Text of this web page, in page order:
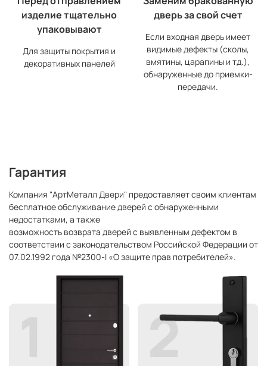
изделие тщательно
упаковывают
Для защиты покрытия и
декоративных панелей
дверь за свой счет
Если входная дверь имеет
видимые дефекты (сколы,
вмятины, царапины и тд.),
обнаруженные до приемки-
передачи.
Гарантия
Компания "АртМеталл Двери" предоставляет своим клиентам
бесплатное обслуживание дверей с обнаруженными
недостатками, а также
возможность возврата дверей с выявленным дефектом в
соответствии с законодательством Российской Федерации от
07.02.1992 года №2300-I «О защите прав потребителей».